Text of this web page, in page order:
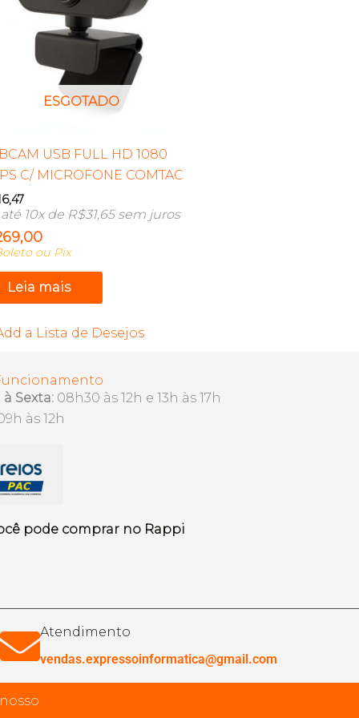
ESGOTADO
USB FULL HD 1080
C/ MICROFONE COMTAC
10x de R$31,65sem juros
ou Pix
Leia mais
a Lista de Desejos
Sexta: 08h30 às 12h e 13h às 17h
às 12h
pode comprar no Rappi
Atendimento
vendas.expressoinformatica@gmail.com